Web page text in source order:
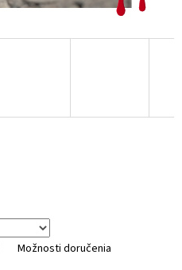
Možnosti doručenia